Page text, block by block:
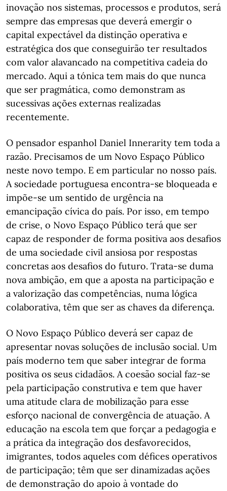
inovação nos sistemas, processos e produtos, será
sempre das empresas que deverá emergir o
capital expectável da distinção operativa e
estratégica dos que conseguirão ter resultados
com valor alavancado na competitiva cadeia do
mercado. Aqui a tónica tem mais do que nunca
que ser pragmática, como demonstram as
sucessivas ações externas realizadas
recentemente.
O pensador espanhol Daniel Innerarity tem toda a
razão. Precisamos de um Novo Espaço Público
neste novo tempo. E em particular no nosso país.
A sociedade portuguesa encontra-se bloqueada e
impõe-se um sentido de urgência na
emancipação cívica do país. Por isso, em tempo
de crise, o Novo Espaço Público terá que ser
capaz de responder de forma positiva aos desafios
de uma sociedade civil ansiosa por respostas
concretas aos desafios do futuro. Trata-se duma
nova ambição, em que a aposta na participação e
a valorização das competências, numa lógica
colaborativa, têm que ser as chaves da diferença.
O Novo Espaço Público deverá ser capaz de
apresentar novas soluções de inclusão social. Um
país moderno tem que saber integrar de forma
positiva os seus cidadãos. A coesão social faz-se
pela participação construtiva e tem que haver
uma atitude clara de mobilização para esse
esforço nacional de convergência de atuação. A
educação na escola tem que forçar a pedagogia e
a prática da integração dos desfavorecidos,
imigrantes, todos aqueles com défices operativos
de participação; têm que ser dinamizadas ações
de demonstração do apoio à vontade do